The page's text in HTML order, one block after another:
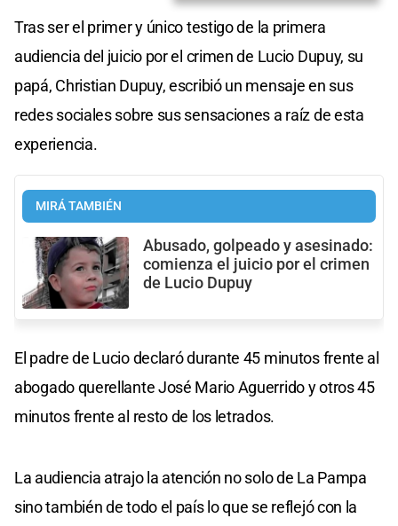
Tras ser el primer y único testigo de la primera
audiencia del juicio por el crimen de Lucio Dupuy, su
papá, Christian Dupuy, escribió un mensaje en sus
redes sociales sobre sus sensaciones a raíz de esta
experiencia.
MIRÁ TAMBIÉN
Abusado, golpeado y asesinado:
comienza el juicio por el crimen
de Lucio Dupuy
El padre de Lucio declaró durante 45 minutos frente al
abogado querellante José Mario Aguerrido y otros 45
minutos frente al resto de los letrados.
La audiencia atrajo la atención no solo de La Pampa
sino también de todo el país lo que se reflejó con la